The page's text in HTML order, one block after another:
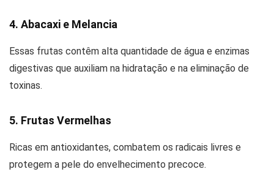
4. Abacaxi e Melancia
Essas frutas contêm alta quantidade de água e enzimas
digestivas que auxiliam na hidratação e na eliminação de
toxinas.
5. Frutas Vermelhas
Ricas em antioxidantes, combatem os radicais livres e
protegem a pele do envelhecimento precoce.